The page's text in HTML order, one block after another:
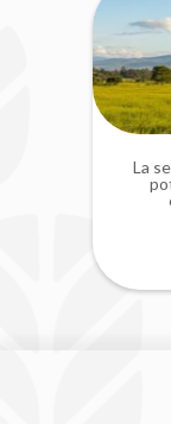
La